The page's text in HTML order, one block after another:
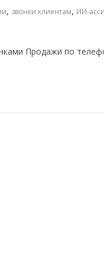
, звонки клиентам, ИИ-
Продажи по